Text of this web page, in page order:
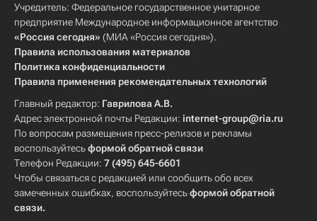
Учредитель: Федеральное государственное унитарное
предприятие Международное информационное агентство
«Россия сегодня» (МИА «Россия сегодня»).
Правила использования материалов
Политика конфиденциальности
Правила применения рекомендательных технологий
Главный редактор: Гаврилова А.В.
Адрес электронной почты Редакции: internet-group@ria.ru
По вопросам размещения пресс-релизов и рекламы
воспользуйтесьформой обратной связи
Телефон Редакции: 7 (495) 645-6601
Чтобы связаться с редакцией или сообщить обо всех
замеченных ошибках, воспользуйтесьформой обратной
связи.